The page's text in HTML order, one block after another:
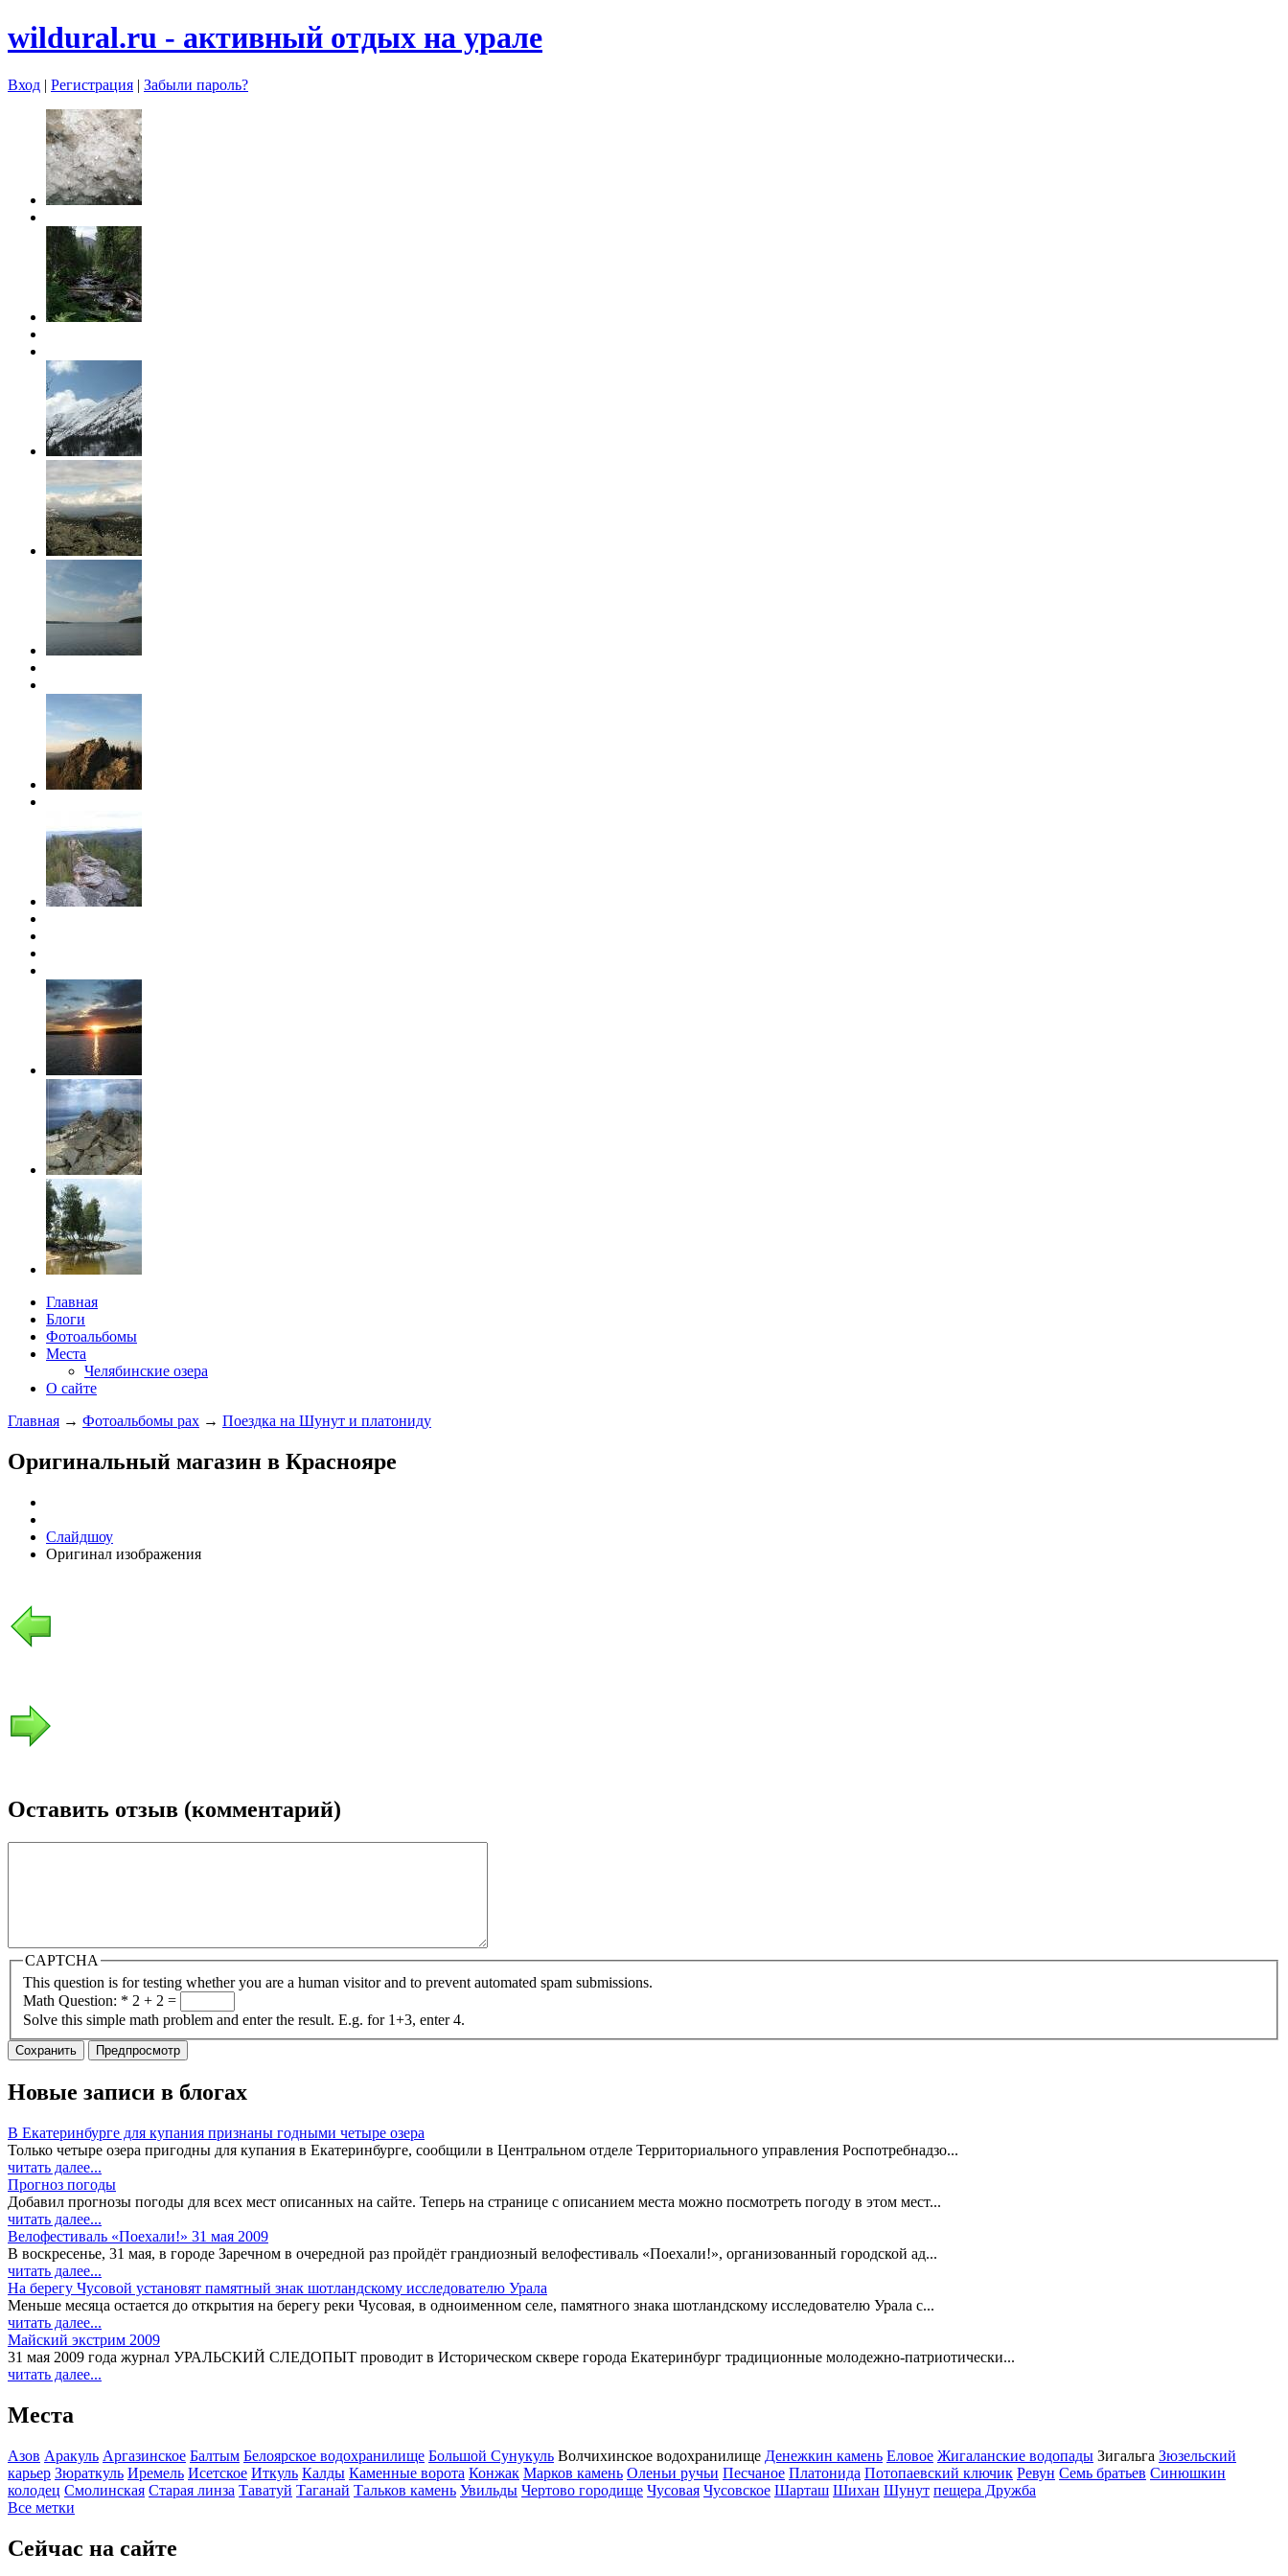
wildural.ru - aктивный отдых на урале
Вход | Регистрация | Забыли пароль?
Главная
Блоги
Фотоальбомы
Места
Челябинские озера
О сайте
Главная → Фотоальбомы pax → Поездка на Шунут и платониду
Оригинальный магазин в Краснояре
Слайдшоу
Оригинал изображения
Оставить отзыв (комментарий)
CAPTCHA
This question is for testing whether you are a human visitor and to prevent automated spam submissions.
Math Question: * 2 + 2 =
Solve this simple math problem and enter the result. E.g. for 1+3, enter 4.
Новые записи в блогах
В Екатеринбурге для купания признаны годными четыре озера
Только четыре озера пригодны для купания в Екатеринбурге, сообщили в Центральном отделе Территориального управления Роспотребнадзо...
читать далее...
Прогноз погоды
Добавил прогнозы погоды для всех мест описанных на сайте. Теперь на странице с описанием места можно посмотреть погоду в этом мест...
читать далее...
Велофестиваль «Поехали!» 31 мая 2009
В воскресенье, 31 мая, в городе Заречном в очередной раз пройдёт грандиозный велофестиваль «Поехали!», организованный городской ад...
читать далее...
На берегу Чусовой установят памятный знак шотландскому исследователю Урала
Меньше месяца остается до открытия на берегу реки Чусовая, в одноименном селе, памятного знака шотландскому исследователю Урала с...
читать далее...
Майский экстрим 2009
31 мая 2009 года журнал УРАЛЬСКИЙ СЛЕДОПЫТ проводит в Историческом сквере города Екатеринбург традиционные молодежно-патриотически...
читать далее...
Места
Азов Аракуль Аргазинское Балтым Белоярское водохранилище Большой Сунукуль Волчихинское водохранилище Денежкин камень Еловое Жигаланские водопады Зигальга Зюзельский
карьер Зюраткуль Иремель Исетское Иткуль Калды Каменные ворота Конжак Марков камень Оленьи ручьи Песчаное Платонида Потопаевский ключик Ревун Семь братьев Синюшкин
колодец Смолинская Старая линза Таватуй Таганай Тальков камень Увильды Чертово городище Чусовая Чусовское Шарташ Шихан Шунут пещера Дружба
Все метки
Сейчас на сайте